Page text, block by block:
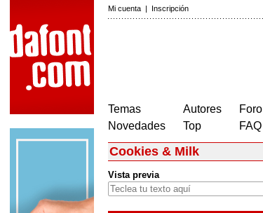
Mi cuenta | Inscripción
Temas
Novedades
Autores
Top
Foro
FAQ
Cookies & Milk
Vista previa